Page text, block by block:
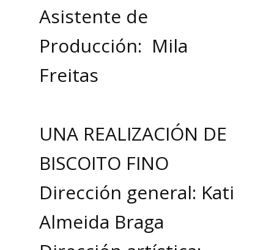
Asistente de
Producción: Mila
Freitas
UNA REALIZACIÓN DE
BISCOITO FINO
Dirección general: Kati
Almeida Braga